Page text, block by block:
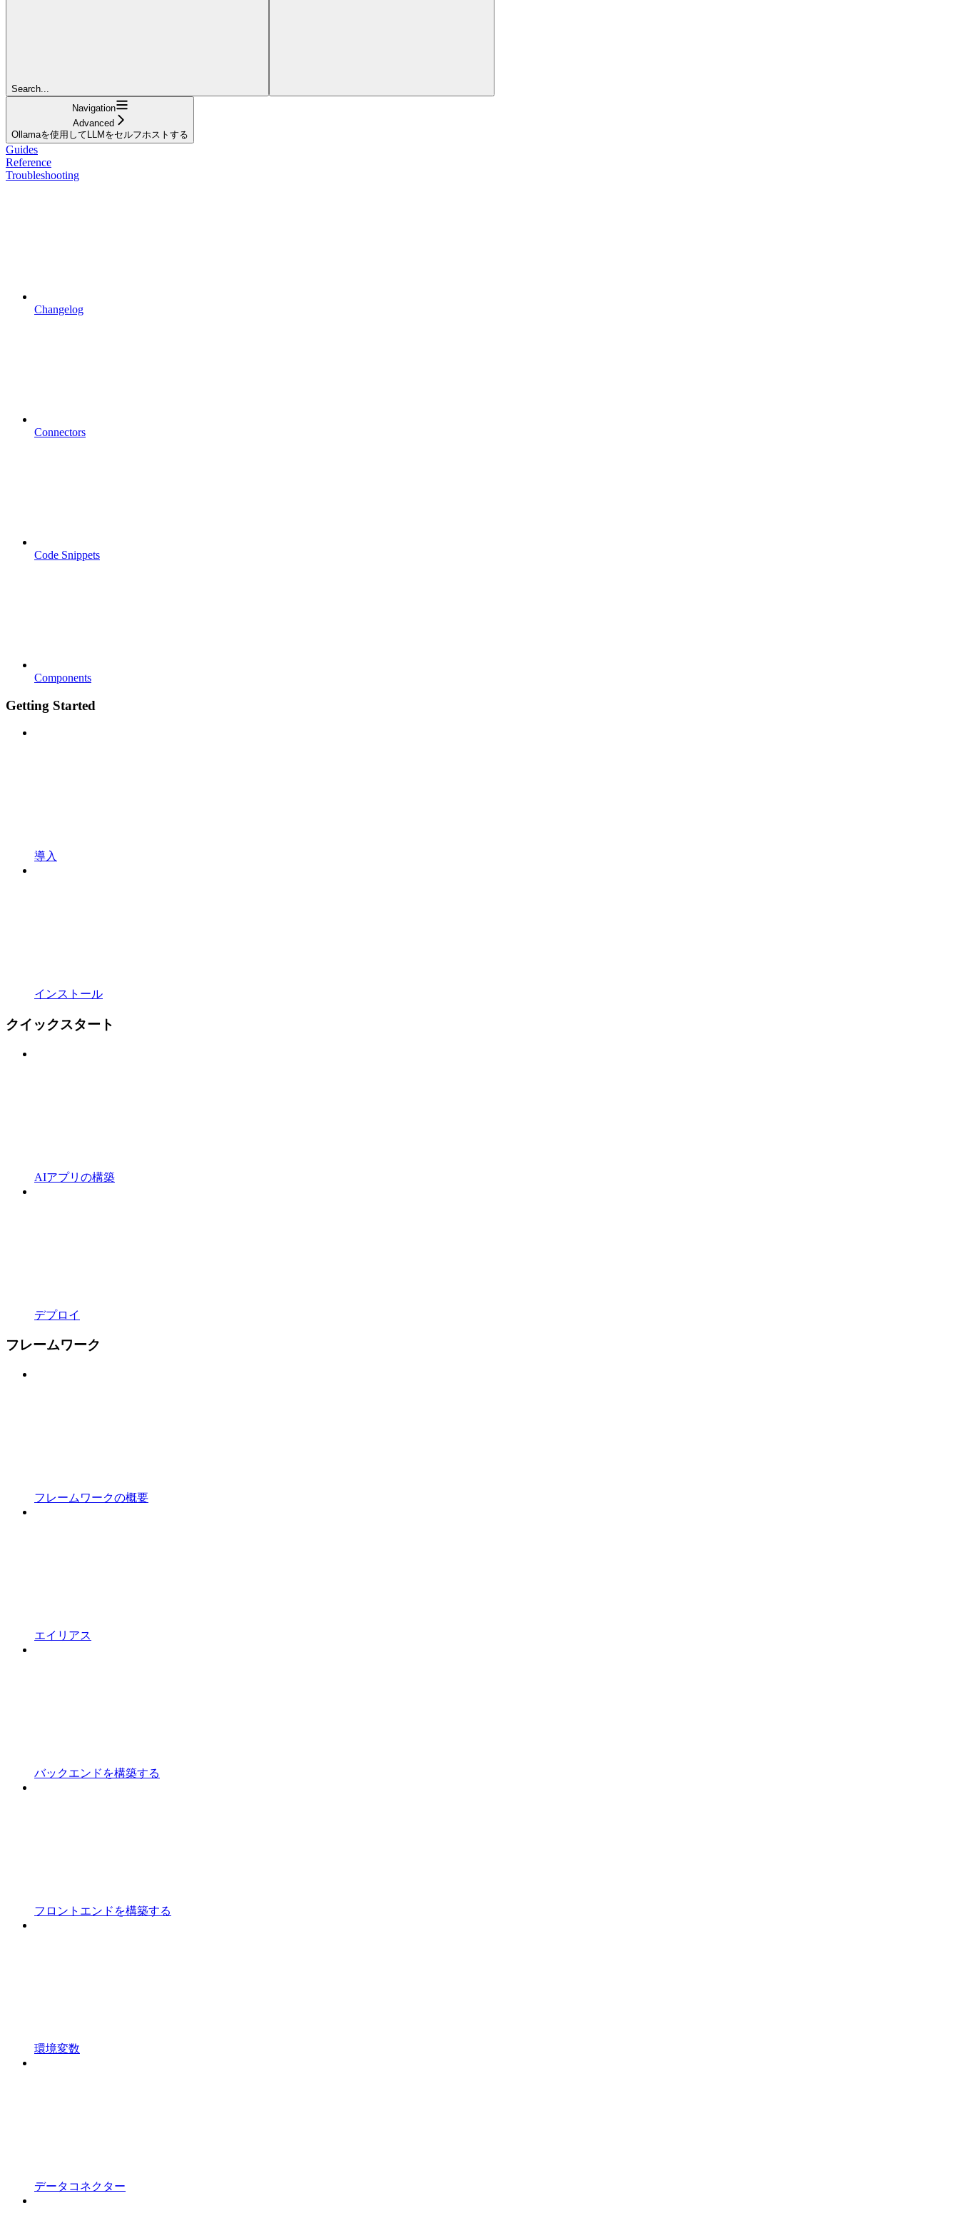
Search...
Navigation
Advanced
Ollamaを使用してLLMをセルフホストする
Guides
Reference
Troubleshooting
Changelog
Connectors
Code Snippets
Components
Getting Started
導入
インストール
クイックスタート
AIアプリの構築
デプロイ
フレームワーク
フレームワークの概要
エイリアス
バックエンドを構築する
フロントエンドを構築する
環境変数
データコネクター